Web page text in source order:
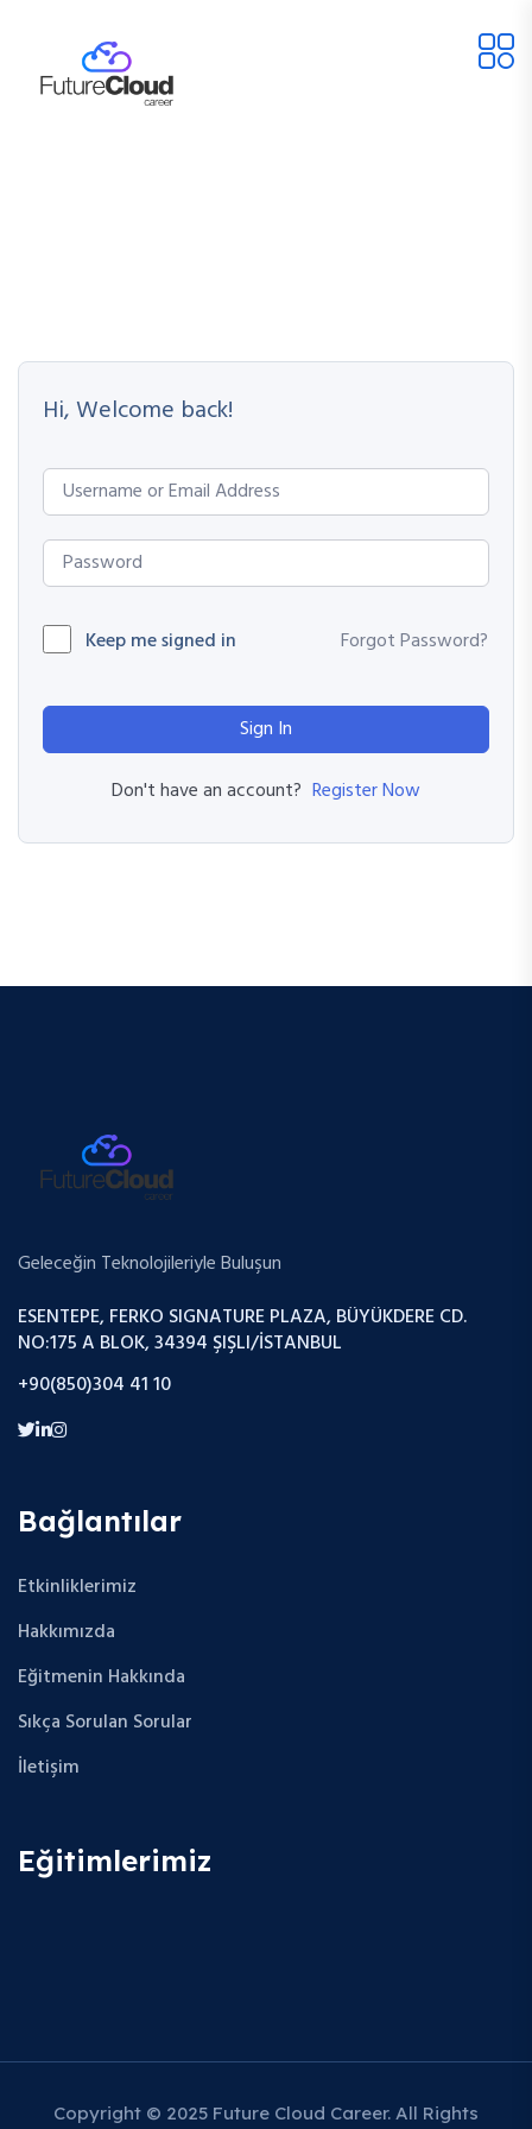
Hi, Welcome back!
Keep me signed in Forgot Password?
Sign In
Don't have an account? Register Now
Geleceğin Teknolojileriyle Buluşun
ESENTEPE, FERKO SIGNATURE PLAZA, BÜYÜKDERE CD.
NO:175 A BLOK, 34394 ŞIŞLI/İSTANBUL
+90(850)304 41 10
Bağlantılar
Etkinliklerimiz
Hakkımızda
Eğitmenin Hakkında
Sıkça Sorulan Sorular
İletişim
Eğitimlerimiz
Copyright © 2025 Future Cloud Career. All Rights